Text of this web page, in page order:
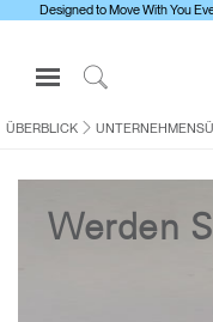
Designed to Move With You
Open
Navigation
Menuto
Anmelden oder
ERGONOMISCHE
ÜBERBLICK
Werden